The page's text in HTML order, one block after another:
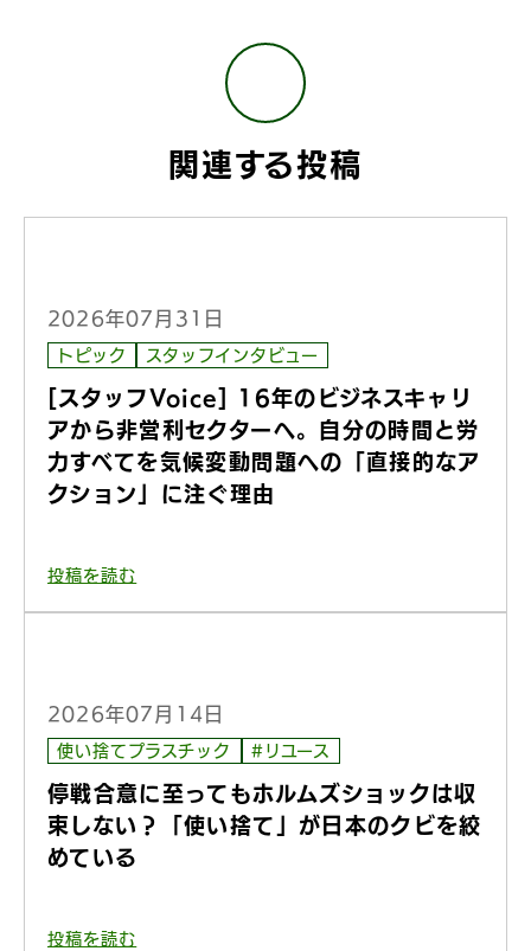
関連する投稿
2026年07月31日
トピック スタッフインタビュー
[スタッフVoice] 16年のビジネスキャリ
アから非営利セクターへ。自分の時間と労
力すべてを気候変動問題への「直接的なア
クション」に注ぐ理由
投稿を読む
2026年07月14日
使い捨てプラスチック #リユース
停戦合意に至ってもホルムズショックは収
束しない？「使い捨て」が日本のクビを絞
めている
投稿を読む